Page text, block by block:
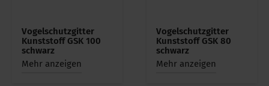
Vogelschutzgitter
Kunststoff GSK 100
schwarz
Mehr anzeigen
Vogelschutzgitter
Kunststoff GSK 80
schwarz
Mehr anzeigen